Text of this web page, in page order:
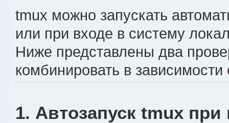
setw -g clock-mode-colour
setw -g clock-mode-style
# Мониторинг активности
setw -g monitor-activity
set -g visual-bell off
tmux можно запускать
или при входе в систему
Ниже представлены два
комбинировать в зависимости
1. Автозапуск tmux при